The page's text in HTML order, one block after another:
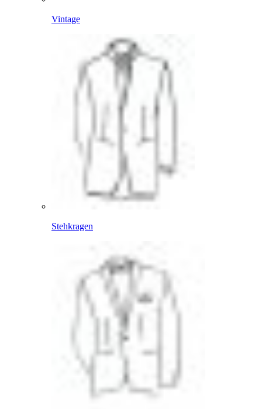
Vintage
Stehkragen